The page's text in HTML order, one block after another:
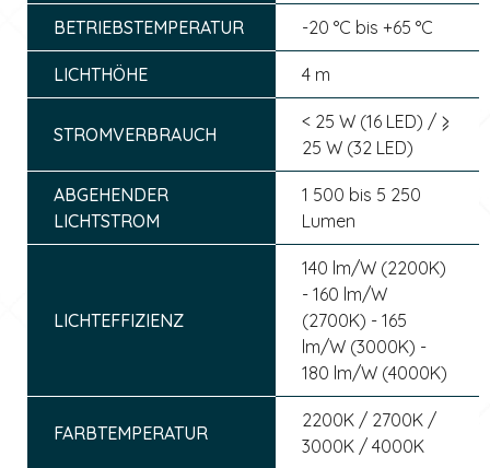
BETRIEBSTEMPERATUR -20 °C bis +65 °C
LICHTHÖHE 4 m
STROMVERBRAUCH
< 25 W (16 LED) / ⩾
25 W (32 LED)
ABGEHENDER
LICHTSTROM
1 500 bis 5 250
Lumen
LICHTEFFIZIENZ
140 lm/W (2200K)
- 160 lm/W
(2700K) - 165
lm/W (3000K) -
180 lm/W (4000K)
FARBTEMPERATUR
2200K / 2700K /
3000K / 4000K